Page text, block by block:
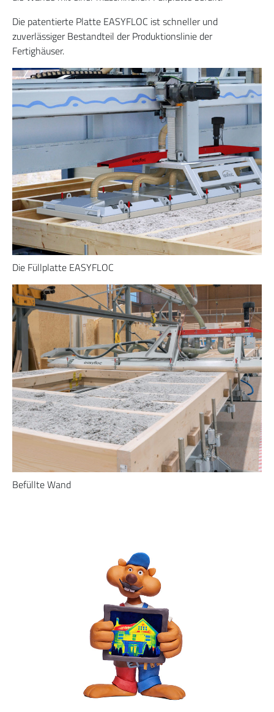
Die patentierte Platte EASYFLOC ist schneller und
zuverlässiger Bestandteil der Produktionslinie der
Fertighäuser.
Die Füllplatte EASYFLOC
Befüllte Wand